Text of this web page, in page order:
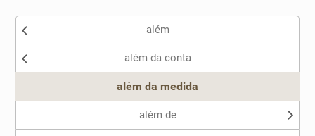
Sinônimos
Nenhum dos sinônimos apresentados me ajudou
além
além da conta
além da medida
além de